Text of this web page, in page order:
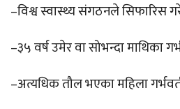
–विश्व स्वास्थ्य संगठनले सिफारिस
–३५ वर्ष उमेर वा सोभन्दा माथिका
–अत्यधिक तौल भएका महिला